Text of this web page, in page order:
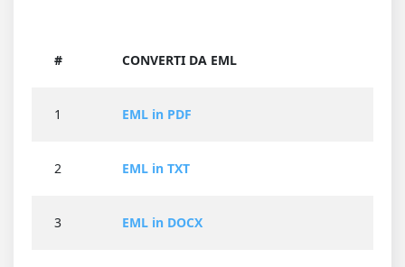
# CONVERTI DA EML
1 EML in PDF
2 EML in TXT
3 EML in DOCX